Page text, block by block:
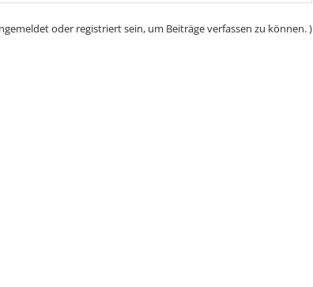
oder registriert sein, um Beiträge verfassen zu können. )